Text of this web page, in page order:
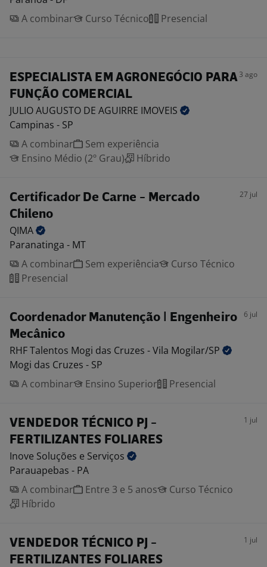
A combinar
Curso Técnico Presencial
ESPECIALISTA EM AGRONEGÓCIO PARA
FUNÇÃO COMERCIAL
3 ago
JULIO AUGUSTO DE AGUIRRE IMOVEIS
Campinas - SP
A combinar
Sem experiência
Ensino Médio (2º Grau)
Híbrido
Certificador De Carne - Mercado
Chileno
27 jul
QIMA
Paranatinga - MT
A combinar
Sem experiência
Curso Técnico
Presencial
Coordenador Manutenção | Engenheiro
Mecânico
6 jul
RHF Talentos Mogi das Cruzes - Vila Mogilar/SP
Mogi das Cruzes - SP
A combinar
Ensino Superior Presencial
VENDEDOR TÉCNICO PJ -
FERTILIZANTES FOLIARES
1 jul
Inove Soluções e Serviços
Parauapebas - PA
A combinar
Entre 3 e 5 anos
Curso Técnico
Híbrido
VENDEDOR TÉCNICO PJ -
FERTILIZANTES FOLIARES
1 jul